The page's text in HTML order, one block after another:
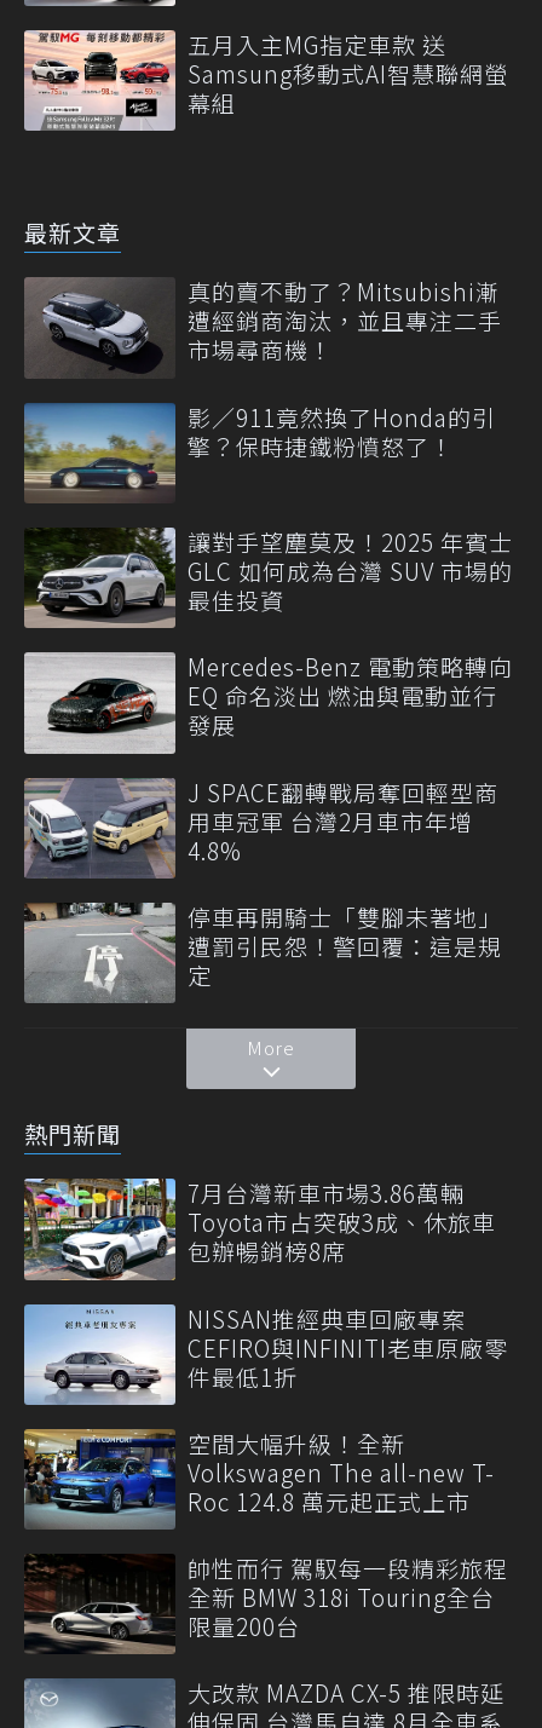
五月入主MG指定車款 送
Samsung移動式AI智慧聯網螢
幕組
最新文章
真的賣不動了？Mitsubishi漸
遭經銷商淘汰，並且專注二手
市場尋商機！
影／911竟然換了Honda的引
擎？保時捷鐵粉憤怒了！
讓對手望塵莫及！2025 年賓士
GLC 如何成為台灣 SUV 市場的
最佳投資
Mercedes-Benz 電動策略轉向
EQ 命名淡出 燃油與電動並行
發展
J SPACE翻轉戰局奪回輕型商
用車冠軍 台灣2月車市年增
4.8%
停車再開騎士「雙腳未著地」
遭罰引民怨！警回覆：這是規
定
More
熱門新聞
7月台灣新車市場3.86萬輛
Toyota市占突破3成、休旅車
包辦暢銷榜8席
NISSAN推經典車回廠專案
CEFIRO與INFINITI老車原廠零
件最低1折
空間大幅升級！全新
Volkswagen The all-new T-
Roc 124.8 萬元起正式上市
帥性而行 駕馭每一段精彩旅程
全新 BMW 318i Touring全台
限量200台
大改款 MAZDA CX-5 推限時延